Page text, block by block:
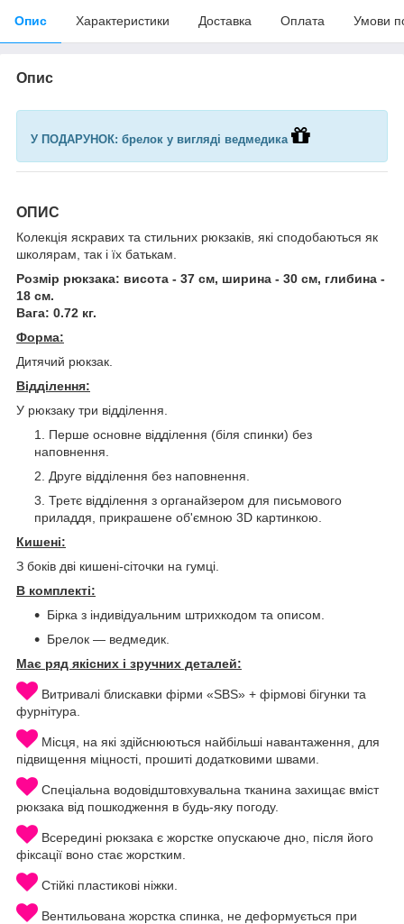
Опис Характеристики Доставка Оплата Умови
Опис
У ПОДАРУНОК: брелок у вигляді ведмедика
ОПИС
Колекція яскравих та стильних рюкзаків, які сподобаються як
школярам, так і їх батькам.
Розмір рюкзака: висота - 37 см, ширина - 30 см, глибина -
18 см.
Вага: 0.72 кг.
Форма:
Дитячий рюкзак.
Відділення:
У рюкзаку три відділення.
Перше основне відділення (біля спинки) без
наповнення.
Друге відділення без наповнення.
Третє відділення з органайзером для письмового
приладдя, прикрашене об'ємною 3D картинкою.
Кишені:
З боків дві кишені-сіточки на гумці.
В комплекті:
Бірка з індивідуальним штрихкодом та описом.
Брелок — ведмедик.
Має ряд якісних і зручних деталей:
Витривалі блискавки фірми «SBS» + фірмові бігунки та
фурнітура.
Місця, на які здійснюються найбільші навантаження, для
підвищення міцності, прошиті додатковими швами.
Спеціальна водовідштовхувальна тканина захищає вміст
рюкзака від пошкодження в будь-яку погоду.
Всередині рюкзака є жорстке опускаюче дно, після його
фіксації воно стає жорстким.
Стійкі пластикові ніжки.
Вентильована жорстка спинка, не деформується при